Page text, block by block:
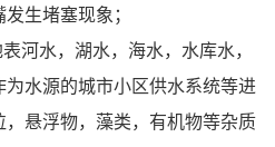
生堵塞现象；
河水，湖水，海水，水库水，
水源的城市小区供水系统等进
悬浮物，藻类，有机物等杂质